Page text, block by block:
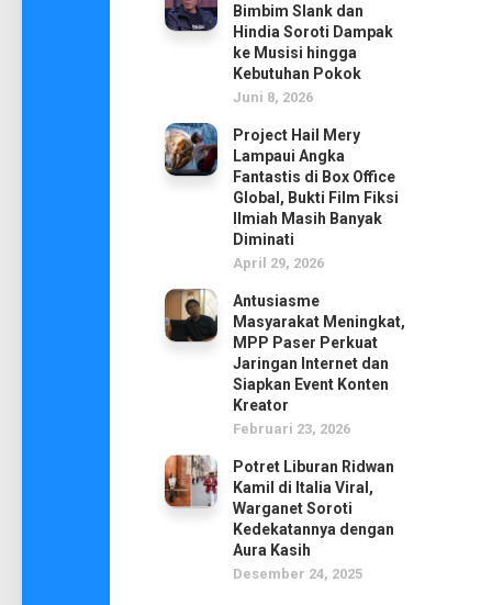
Bimbim Slank dan
Hindia Soroti Dampak
ke Musisi hingga
Kebutuhan Pokok
Juni 8, 2026
Project Hail Mery
Lampaui Angka
Fantastis di Box Office
Global, Bukti Film Fiksi
Ilmiah Masih Banyak
Diminati
April 29, 2026
Antusiasme
Masyarakat Meningkat,
MPP Paser Perkuat
Jaringan Internet dan
Siapkan Event Konten
Kreator
Februari 23, 2026
Potret Liburan Ridwan
Kamil di Italia Viral,
Warganet Soroti
Kedekatannya dengan
Aura Kasih
Desember 24, 2025